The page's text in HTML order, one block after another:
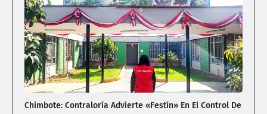
Chimbote: Contraloría Advierte «Festín» En El Control De